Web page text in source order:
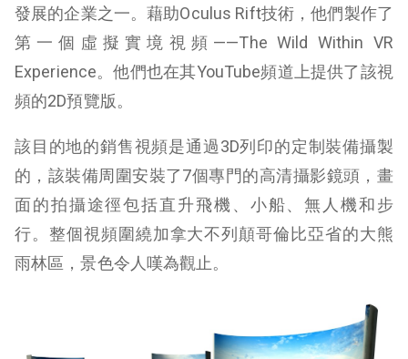
發展的企業之一。藉助Oculus Rift技術，他們製作了
第一個虛擬實境視頻——The Wild Within VR
Experience。他們也在其YouTube頻道上提供了該視
頻的2D預覽版。
該目的地的銷售視頻是通過3D列印的定制裝備攝製
的，該裝備周圍安裝了7個專門的高清攝影鏡頭，畫
面的拍攝途徑包括直升飛機、小船、無人機和步
行。整個視頻圍繞加拿大不列顛哥倫比亞省的大熊
雨林區，景色令人嘆為觀止。